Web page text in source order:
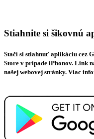
Stiahnite si šikovnú
Stačí si stiahnuť aplikáciu cez
Store v prípade iPhonov. Link
našej webovej stránky. Viac